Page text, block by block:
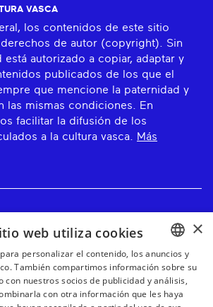
VASCA
los contenidos de este sitio
de autor (copyright). Sin
está autorizado a copiar, adaptar y
publicados de los que el
que mencione la paternidad y
las mismas condiciones. En
facilitar la difusión de los
a la cultura vasca. Más
BOLETINES!
BASQUE
FRENCH
×
web utiliza cookies
personalizar el contenido, los anuncios y
También compartimos información sobre su
con nuestros socios de publicidad y análisis,
con otra información que les haya